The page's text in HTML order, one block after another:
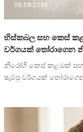
06.08.2026
හිස්කබල සහ කෙස්
වර්ගයක් තෝරාගෙන
නිරෝගී කෙස් කළඹක් සහ
ෂැම්පු වර්ගයක්